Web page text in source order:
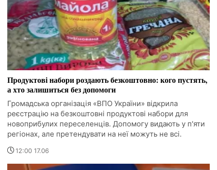
Продуктові набори роздають безкоштовно: кого пустять,
а хто залишиться без допомоги
Громадська організація «ВПО України» відкрила
реєстрацію на безкоштовні продуктові набори для
новоприбулих переселенців. Допомогу видають у п'яти
регіонах, але претендувати на неї можуть не всі.
12:00 17.06